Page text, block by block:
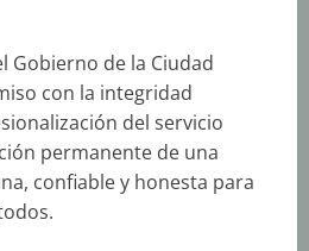
Gobierno de la Ciudad
con la integridad
del servicio
permanente de una
confiable y honesta para